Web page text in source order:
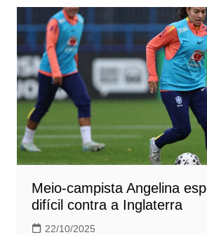
Meio-campista Angelina
difícil contra a Inglaterra
22/10/2025